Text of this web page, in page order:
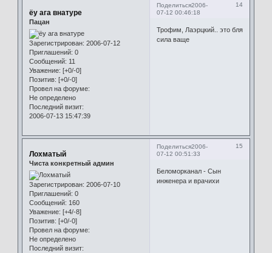
Поделиться 14
2006-
07-12 00:46:18
ёу ага внатуре
Пацан
Зарегистрирован: 2006-07-12
Приглашений: 0
Сообщений: 11
Уважение: [+0/-0]
Позитив: [+0/-0]
Провел на форуме:
Не определено
Последний визит:
2006-07-13 15:47:39
Трофим, Лаэрцкий.. это бля
сила ваще
Поделиться 15
2006-
07-12 00:51:33
Лохматый
Чиста конкретный админ
Зарегистрирован: 2006-07-10
Приглашений: 0
Сообщений: 160
Уважение: [+4/-8]
Позитив: [+0/-0]
Провел на форуме:
Не определено
Последний визит:
Беломорканал - Сын
инженера и врачихи